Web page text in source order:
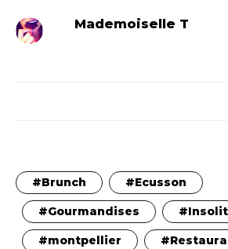
Mademoiselle T
Brunch Ecusson
Gourmandises
montpellier